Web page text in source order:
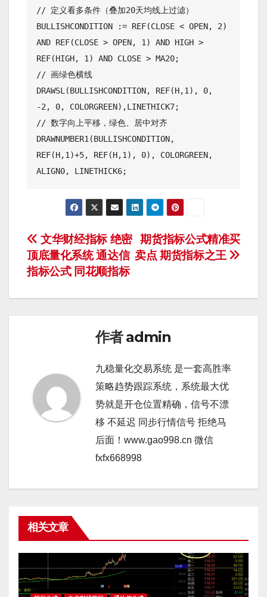
// 定义看多条件（叠加20天均线上过滤）
BULLISHCONDITION := REF(CLOSE < OPEN, 2)
AND REF(CLOSE > OPEN, 1) AND HIGH >
REF(HIGH, 1) AND CLOSE > MA20;
// 画绿色横线
DRAWSL(BULLISHCONDITION, REF(H,1), 0,
-2, 0, COLORGREEN),LINETHICK7;
// 数字向上平移，绿色、居中对齐
DRAWNUMBER1(BULLISHCONDITION,
REF(H,1)+5, REF(H,1), 0), COLORGREEN,
文
章
导
期货指标公式精准买
卖点 期货指标之王
文华财经指标 绝密
顶底量化系统 通达信
指标公式 同花顺指标
作者admin
九稳量化交易系统 是一套高胜率
策略趋势跟踪系统，系统最大优
势就是开仓位置精确，信号不漂
移 不延迟 同步行情信号 拒绝马
后面！www.gao998.cn 微信
fxfx668998
相关文章